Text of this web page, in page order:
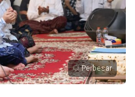
Perbesar